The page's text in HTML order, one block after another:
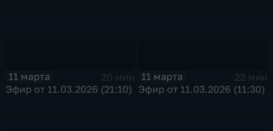
11 марта
20 мин
Эфир от 11.03.2026 (21:10)
11 марта
22 мин
Эфир от 11.03.2026 (11:30)